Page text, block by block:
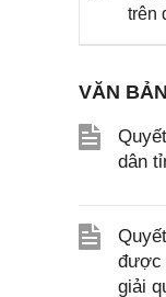
trên
VĂN
dân
được
giải